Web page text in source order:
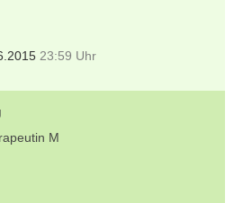
23:59 Uhr
M